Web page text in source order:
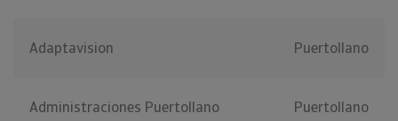
Adaptavision Puertollano
Administraciones Puertollano Puertollano